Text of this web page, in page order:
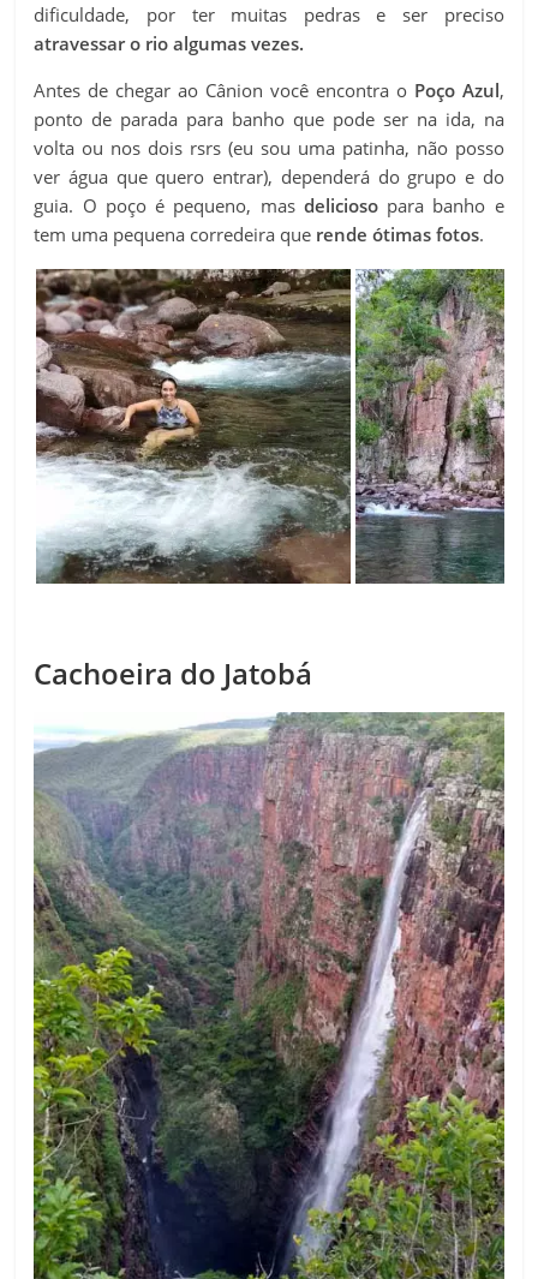
dificuldade, por ter muitas pedras e ser preciso
atravessar o rio algumas vezes.
Antes de chegar ao Cânion você encontra o Poço Azul,
ponto de parada para banho que pode ser na ida, na
volta ou nos dois rsrs (eu sou uma patinha, não posso
ver água que quero entrar), dependerá do grupo e do
guia. O poço é pequeno, mas deliciosopara banho e
tem uma pequena corredeira que rende ótimas fotos.
Cachoeira do Jatobá